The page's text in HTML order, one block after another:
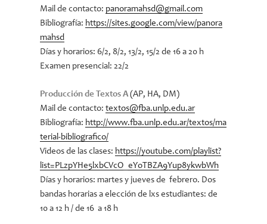
Mail de contacto:panoramahsd@gmail.com
Bibliografía: https://sites.google.com/view/panora
mahsd
Días y horarios: 6/2, 8/2, 13/2, 15/2 de 16 a 20 h
Examen presencial: 22/2
Producción de Textos A (AP, HA, DM)
Mail de contacto:textos@fba.unlp.edu.ar
Bibliografía: http://www.fba.unlp.edu.ar/textos/ma
terial-bibliografico/
Videos de las clases: https://youtube.com/playlist?
list=PLzpYHe5lxbCVcO_eYoTBZA9Yup8ykwbWh
Días y horarios: martes y jueves de febrero. Dos
bandas horarias a elección de lxs estudiantes: de
10 a 12 h / de 16 a 18 h